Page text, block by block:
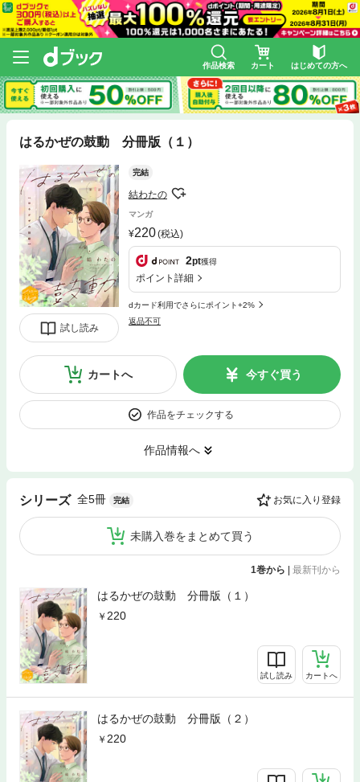
作品検索 カート はじめての方へ
はるかぜの鼓動 分冊版（１）
試し読み
完結
結わたの
マンガ
220(税込)
2pt獲得
ポイント詳細
dカード利用でさらにポイント+2%
返品不可
カートへ 今すぐ買う
作品をチェックする
作品情報へ
シリーズ 全5冊 完結 お気に入り登録
未購入巻をまとめて買う
1巻から | 最新刊から
はるかぜの鼓動 分冊版（１）
220
試し読み カートへ
はるかぜの鼓動 分冊版（２）
220